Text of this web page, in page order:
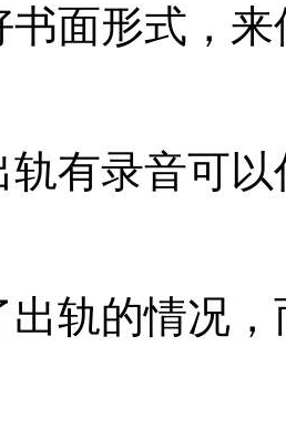
书面形式，
轨有录音可
出轨的情况